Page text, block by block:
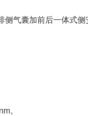
气囊加前后一体式
。